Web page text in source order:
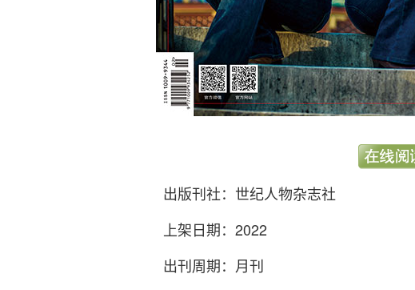
出版刊社：世纪人物杂志社
上架日期：2022
出刊周期：月刊